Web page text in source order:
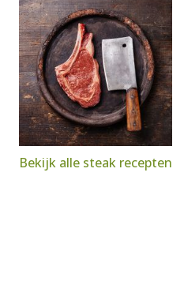
Bekijk alle steak recepten